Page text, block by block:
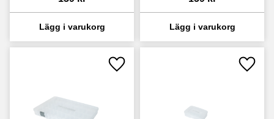
Lägg till i favoriter Lägg